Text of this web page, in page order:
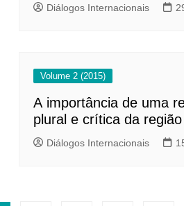
Diálogos Internacionais
Volume 2 (2015)
A importância de uma
plural e crítica da região
Diálogos Internacionais